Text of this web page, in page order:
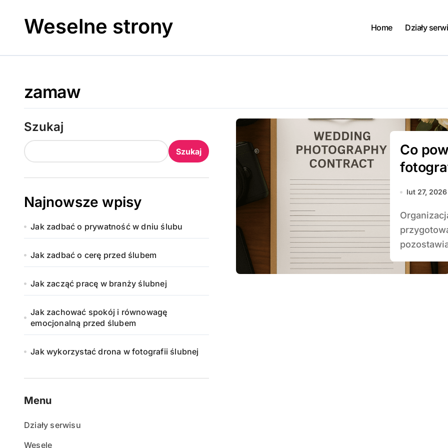
contentWeselne strony Home Działy
zamaw
Szukaj
Szukaj
Najnowsze wpisy
Jak zadbać o prywatność w dniu ślubu
Jak zadbać o cerę przed ślubem
Jak zacząć pracę w branży ślubnej
Jak zachować spokój i równowagę
emocjonalną przed ślubem
Jak wykorzystać drona w fotografii ślubnej
Menu
Działy serwisu
Wesele
Co
lut 27, 2026
Organizacja ślubu to czas pełen emocji i starannych